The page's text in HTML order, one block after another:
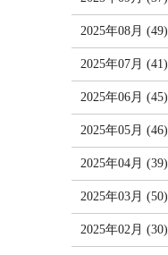
2025年08月 (49)
2025年07月 (41)
2025年06月 (45)
2025年05月 (46)
2025年04月 (39)
2025年03月 (50)
2025年02月 (30)